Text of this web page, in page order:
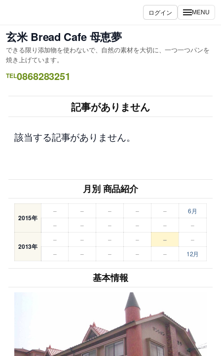
を
ス
キ
ッ
プ
ログイン MENU
玄米 Bread Cafe 母恵夢
できる限り添加物を使わないで、自然の素材を大切に、一つ一つパンを
焼き上げています。
TEL0868283251
記事がありません
該当する記事がありません。
月別 商品紹介
2015年
– – – – –
6月
–
– – – – –
2013年
– – – – –
–
–
– – – – 12月
基本情報